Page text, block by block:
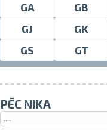
GA GB
GJ
GK
GS
GT
PĒC NIKA